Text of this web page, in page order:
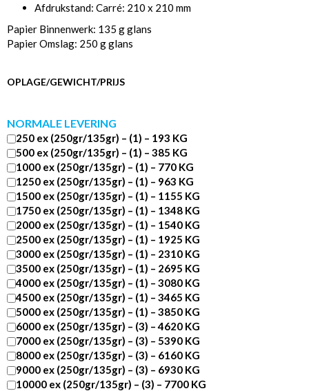
Afdrukstand: Carré: 210 x 210 mm
Papier Binnenwerk: 135 g glans
Papier Omslag: 250 g glans
OPLAGE/GEWICHT/PRIJS
NORMALE LEVERING
250 ex (250gr/135gr) – (1) – 193 KG
500 ex (250gr/135gr) – (1) – 385 KG
1000 ex (250gr/135gr) – (1) – 770 KG
1250 ex (250gr/135gr) – (1) – 963 KG
1500 ex (250gr/135gr) – (1) – 1155 KG
1750 ex (250gr/135gr) – (1) – 1348 KG
2000 ex (250gr/135gr) – (1) – 1540 KG
2500 ex (250gr/135gr) – (1) – 1925 KG
3000 ex (250gr/135gr) – (1) – 2310 KG
3500 ex (250gr/135gr) – (1) – 2695 KG
4000 ex (250gr/135gr) – (1) – 3080 KG
4500 ex (250gr/135gr) – (1) – 3465 KG
5000 ex (250gr/135gr) – (1) – 3850 KG
6000 ex (250gr/135gr) – (3) – 4620 KG
7000 ex (250gr/135gr) – (3) – 5390 KG
8000 ex (250gr/135gr) – (3) – 6160 KG
9000 ex (250gr/135gr) – (3) – 6930 KG
10000 ex (250gr/135gr) – (3) – 7700 KG